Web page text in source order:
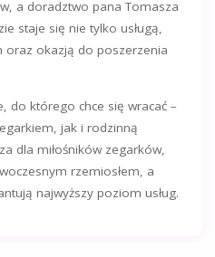
a doradztwo pana Tomasza
staje się nie tylko usługą,
oraz okazją do poszerzenia
do którego chce się wracać –
jak i rodzinną
dla miłośników zegarków,
rzemiosłem, a
najwyższy poziom usług.